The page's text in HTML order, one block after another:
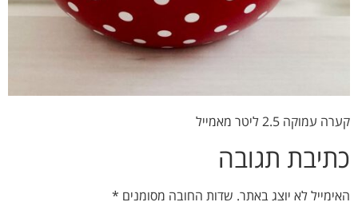
קערה עמוקה 2.5 ליטר מאמייל
כתיבת תגובה
האימייל לא יוצג באתר. שדות החובה מסומנים *